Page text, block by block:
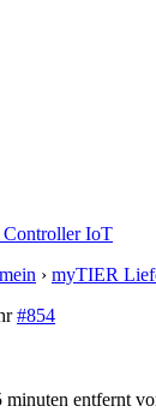
Controller IoT
› myTIER
#854
entfernt